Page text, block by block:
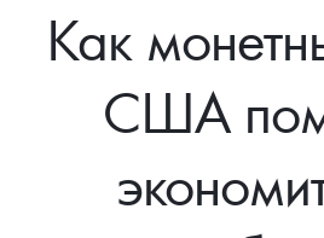
Инвестиционные монеты
Памятные и старинные монеты
Монеты Царской России
Монеты стран мира после 1950г
Георгий Победоносец
Как сделать заказ
Доставка
Информация
Аналитика и события
Как
США